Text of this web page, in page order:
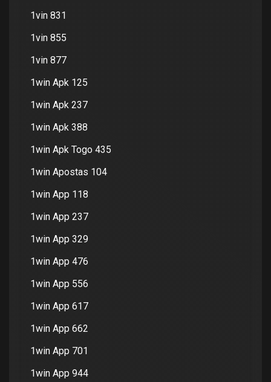
1vin 831
1vin 855
1vin 877
1win Apk 125
1win Apk 237
1win Apk 388
1win Apk Togo 435
1win Apostas 104
1win App 118
1win App 237
1win App 329
1win App 476
1win App 556
1win App 617
1win App 662
1win App 701
1win App 944